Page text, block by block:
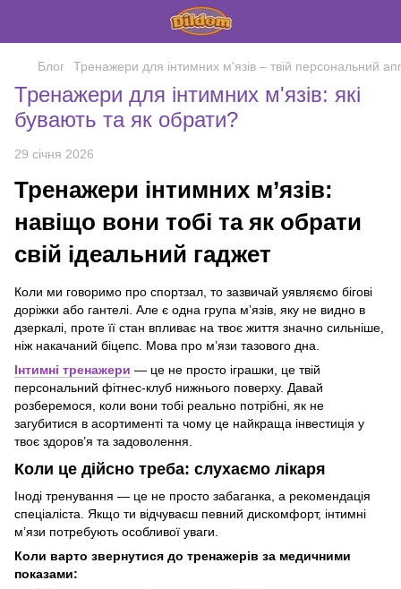
Блог Тренажери для інтимних м'язів – твій персональний
Тренажери для інтимних м'язів: які
бувають та як обрати?
29 січня 2026
Тренажери інтимних м’язів:
навіщо вони тобі та як обрати
свій ідеальний гаджет
Коли ми говоримо про спортзал, то зазвичай уявляємо бігові
доріжки або гантелі. Але є одна група м’язів, яку не видно в
дзеркалі, проте її стан впливає на твоє життя значно сильніше,
ніж накачаний біцепс. Мова про м’язи тазового дна.
Інтимні тренажери — це не просто іграшки, це твій
персональний фітнес-клуб нижнього поверху. Давай
розберемося, коли вони тобі реально потрібні, як не
загубитися в асортименті та чому це найкраща інвестиція у
твоє здоров’я та задоволення.
Коли це дійсно треба: слухаємо лікаря
Іноді тренування — це не просто забаганка, а рекомендація
спеціаліста. Якщо ти відчуваєш певний дискомфорт, інтимні
м’язи потребують особливої уваги.
Коли варто звернутися до тренажерів за медичними
показами: